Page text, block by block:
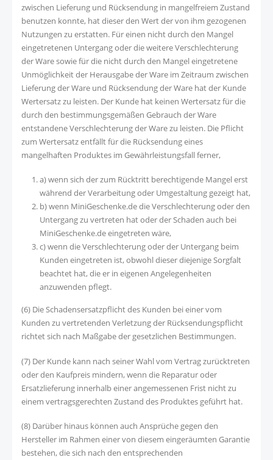
zwischen Lieferung und Rücksendung in mangelfreiem Zustand
benutzen konnte, hat dieser den Wert der von ihm gezogenen
Nutzungen zu erstatten. Für einen nicht durch den Mangel
eingetretenen Untergang oder die weitere Verschlechterung
der Ware sowie für die nicht durch den Mangel eingetretene
Unmöglichkeit der Herausgabe der Ware im Zeitraum zwischen
Lieferung der Ware und Rücksendung der Ware hat der Kunde
Wertersatz zu leisten. Der Kunde hat keinen Wertersatz für die
durch den bestimmungsgemäßen Gebrauch der Ware
entstandene Verschlechterung der Ware zu leisten. Die Pflicht
zum Wertersatz entfällt für die Rücksendung eines
mangelhaften Produktes im Gewährleistungsfall ferner,
a) wenn sich der zum Rücktritt berechtigende Mangel erst
während der Verarbeitung oder Umgestaltung gezeigt hat,
b) wenn MiniGeschenke.de die Verschlechterung oder den
Untergang zu vertreten hat oder der Schaden auch bei
MiniGeschenke.de eingetreten wäre,
c) wenn die Verschlechterung oder der Untergang beim
Kunden eingetreten ist, obwohl dieser diejenige Sorgfalt
beachtet hat, die er in eigenen Angelegenheiten
anzuwenden pflegt.
(6) Die Schadensersatzpflicht des Kunden bei einer vom
Kunden zu vertretenden Verletzung der Rücksendungspflicht
richtet sich nach Maßgabe der gesetzlichen Bestimmungen.
(7) Der Kunde kann nach seiner Wahl vom Vertrag zurücktreten
oder den Kaufpreis mindern, wenn die Reparatur oder
Ersatzlieferung innerhalb einer angemessenen Frist nicht zu
einem vertragsgerechten Zustand des Produktes geführt hat.
(8) Darüber hinaus können auch Ansprüche gegen den
Hersteller im Rahmen einer von diesem eingeräumten Garantie
bestehen, die sich nach den entsprechenden